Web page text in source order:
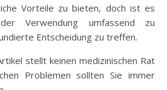
Vorteile zu bieten, doch ist es
Verwendung umfassend zu
Entscheidung zu treffen.
stellt keinen medizinischen Rat
Problemen sollten Sie immer